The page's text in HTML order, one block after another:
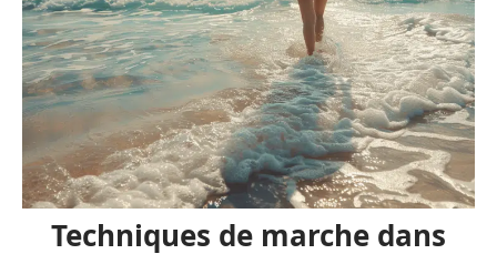
Techniques de marche dans